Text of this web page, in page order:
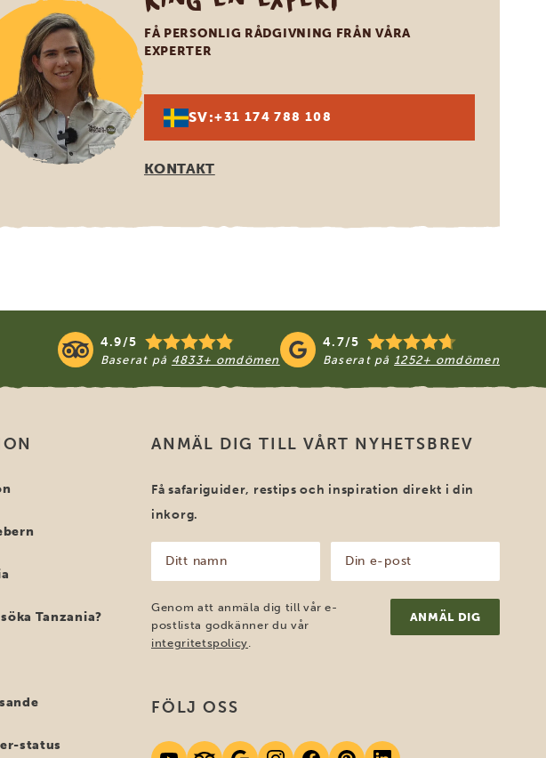
FÅ PERSONLIG RÅDGIVNING FRÅN VÅRA
EXPERTER
SV:+31 174 788 108
KONTAKT
4.9/5
Baserat på 4833+ omdömen
4.7/5
Baserat på 1252+ omdömen
Tanzania?
status
ANMÄL DIG TILL VÅRT NYHETSBREV
Få safariguider, restips och inspiration direkt i din
inkorg.
namn
(Obligatoriskt)
post
(Obligatoriskt)
Genom att anmäla dig till vår e-
postlista godkänner du vår
integritetspolicy.
FÖLJ OSS